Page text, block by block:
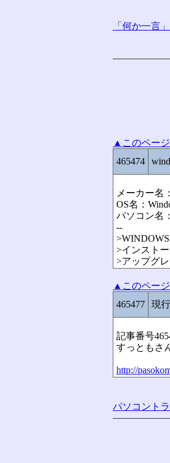
「何か一言
▲このペー
465474
メーカー名
OS名：
パソコン名
--
>インスト
>アップグ
▲このペー
465477
現
記事番号
すっともさ
http://
パソコント